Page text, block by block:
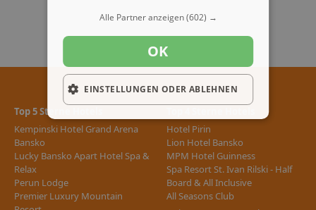
Top 5 Sterne Hotels
Kempinski Hotel Grand Arena
Bansko
Lucky Bansko Apart Hotel Spa &
Relax
Perun Lodge
Premier Luxury Mountain
Hotel Pirin
Lion Hotel Bansko
MPM Hotel Guinness
Spa Resort St. Ivan Rilski - Half
Board & All Inclusive
All Seasons Club
Alle Partner anzeigen(602) →
OK
EINSTELLUNGEN ODER ABLEHNEN